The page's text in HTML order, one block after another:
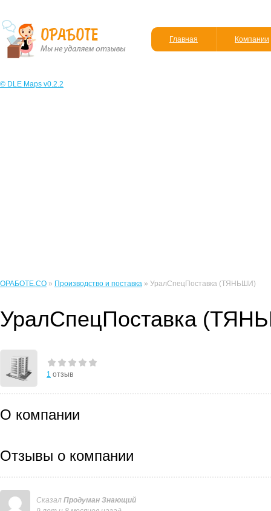
Главная Компании
© DLE Maps v0.2.2
ОРАБОТЕ.CO » Производство и поставка » УралСпецПоставка (ТЯНЬШИ)
УралСпецПоставка
1 отзыв
О компании
Отзывы о компании
Сказал Продуман Знающий